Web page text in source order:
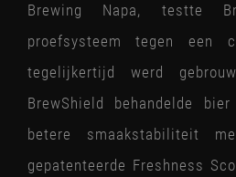
Brewing Napa, testte
proefsysteem tegen een
tegelijkertijd werd
BrewShield behandelde
betere smaakstabiliteit
gepatenteerde Freshness